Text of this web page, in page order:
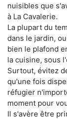
nuisibles que
à La Cavalerie.
La plupart du
dans le jardin,
bien le plafond
la cuisine, sous
Surtout, évitez
qu'une fois
réfugier
moment pour
Il s'avère être